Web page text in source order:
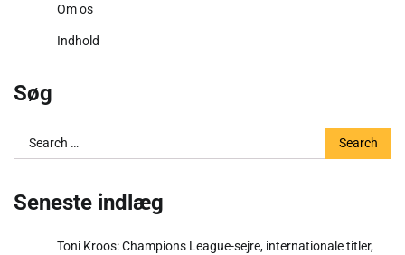
Om os
Indhold
Søg
Search
for:
Seneste indlæg
Toni Kroos: Champions League-sejre, internationale titler,